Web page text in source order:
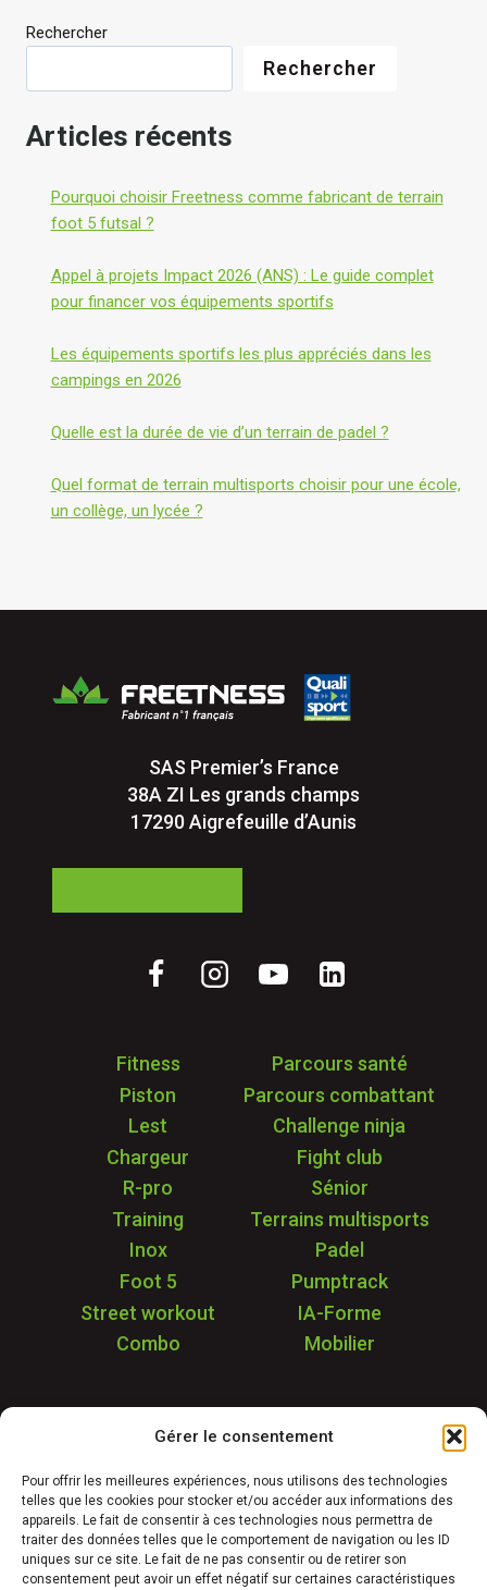
Gérer le consentement
Pour offrir les meilleures expériences, nous utilisons des technologies
telles que les cookies pour stocker et/ou accéder aux informations des
appareils. Le fait de consentir à ces technologies nous permettra de
traiter des données telles que le comportement de navigation ou les ID
uniques sur ce site. Le fait de ne pas consentir ou de retirer son
consentement peut avoir un effet négatif sur certaines caractéristiques
Rechercher
Rechercher
Articles récents
Pourquoi choisir Freetness comme fabricant de terrain
foot 5 futsal ?
Appel à projets Impact 2026 (ANS) : Le guide complet
pour financer vos équipements sportifs
Les équipements sportifs les plus appréciés dans les
campings en 2026
Quelle est la durée de vie d’un terrain de padel ?
Quel format de terrain multisports choisir pour une école,
un collège, un lycée ?
SAS Premier’s France
38A ZI Les grands champs
17290 Aigrefeuille d’Aunis
Fitness
Parcours santé
Piston
Parcours combattant
Lest
Challenge ninja
Chargeur
Fight club
R-pro
Sénior
Training
Terrains multisports
Inox
Padel
Foot 5
Pumptrack
Street workout
IA-Forme
Combo
Mobilier
Garantie & SAV
Déstockage
Réalisations
FAQ
Blog